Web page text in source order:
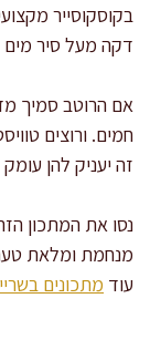
בקוסקוסייר
דקה מעל סיר מים
אם הרוטב סמיך
חמים. ורוצים
זה יעניק להן
נסו את המתכון
מנחמת ומלאת
עוד מתכונים